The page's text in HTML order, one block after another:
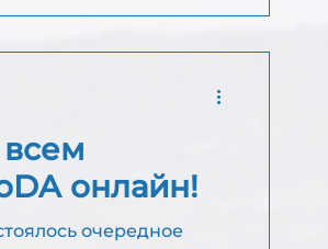
онлайн!
очередное